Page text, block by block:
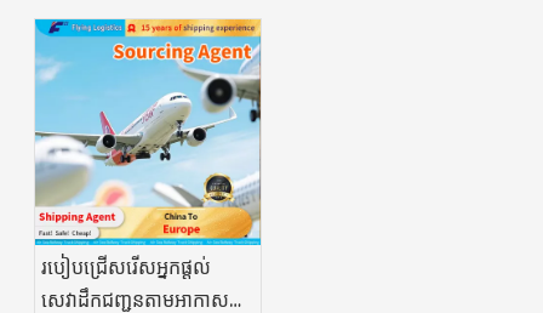
ជាងសម្រាប់ឱសថ?
របៀបជ្រើសរើសអ្នកផ្តល់
សេវាដឹកជញ្ជូនតាមអាកាស